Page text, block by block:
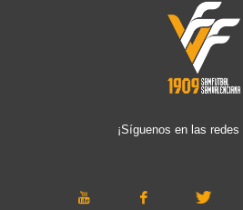
¡Síguenos en las